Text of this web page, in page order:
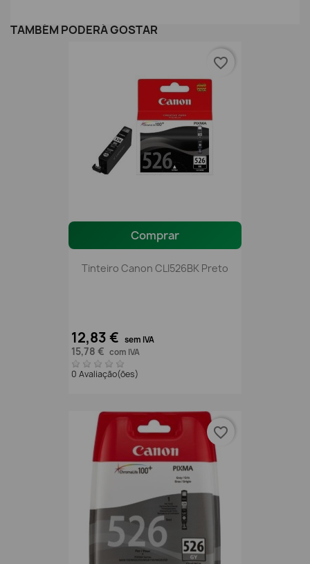
TAMBÉM PODERÁ GOSTAR
Comprar
Tinteiro Canon CLI526BK Preto
12,83 € sem IVA
15,78 € com IVA
0 Avaliação(ões)
favorite_border
favorite_border